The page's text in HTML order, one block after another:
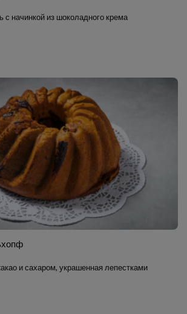
с начинкой из шоколадного крема
и сахаром, украшенная лепестками